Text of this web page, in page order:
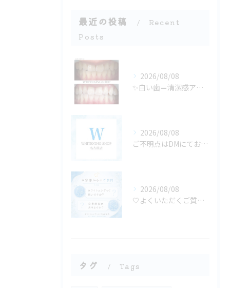
最近の投稿
Recent
Posts
2026/08/08
✨白い歯＝清潔感アップ✨
2026/08/08
ご不明点はDMにてお気軽にお問い合わせください✨🩷
2026/08/08
🤍よくいただくご質問にお答えします🤍
タグ Tags